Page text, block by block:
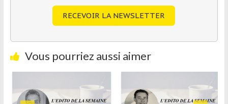
RECEVOIR LA NEWSLETTER
Vous pourriez aussi aimer